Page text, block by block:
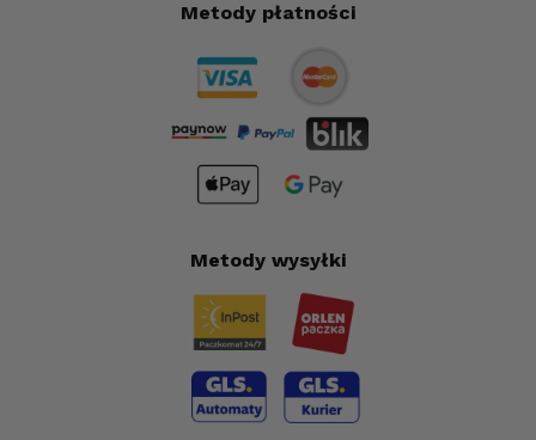
Metody płatności
Metody wysyłki